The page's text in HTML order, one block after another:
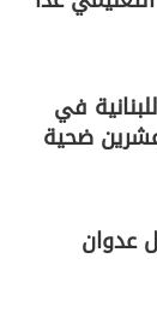
في
ضحية
عدوان